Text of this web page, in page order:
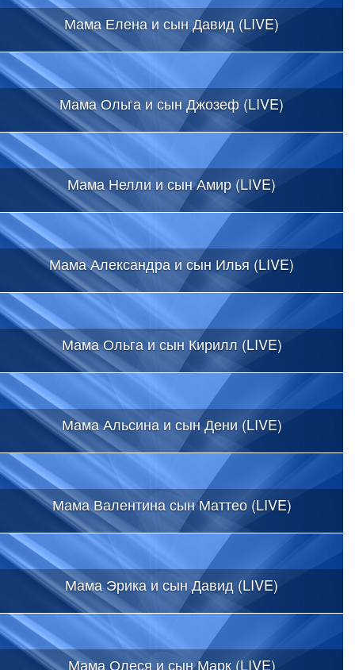
Мама Елена и сын Давид (LIVE)
Мама Ольга и сын Джозеф (LIVE)
Мама Нелли и сын Амир (LIVE)
Мама Александра и сын Илья (LIVE)
Мама Ольга и сын Кирилл (LIVE)
Мама Альсина и сын Дени (LIVE)
Мама Валентина сын Маттео (LIVE)
Мама Эрика и сын Давид (LIVE)
Мама Олеся и сын Марк (LIVE)